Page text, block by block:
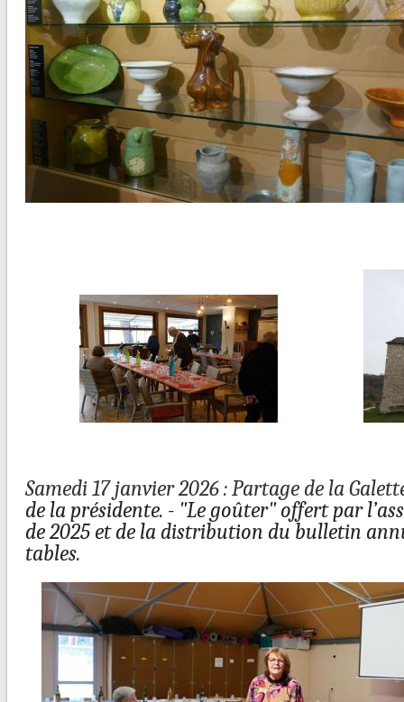
Samedi 17 janvier 2026 : Partage de la
de la présidente. - "Le goûter" offert par
de 2025 et de la distribution du bulletin
tables.